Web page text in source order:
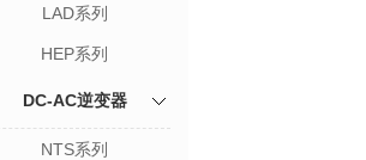
LAD系列
HEP系列
DC-AC逆变器
NTS系列